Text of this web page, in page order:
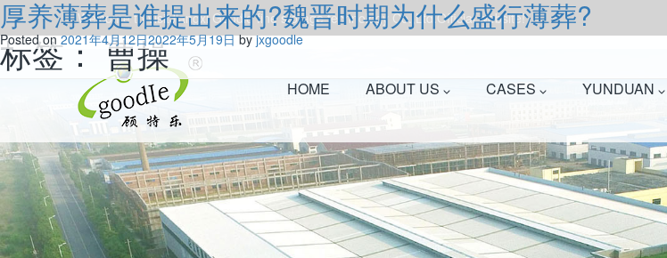
Welcome to visitJiangxi Goodle fine storage technology Co.,Ltd.Official website!
HOME ABOUT US CASES YUNDUAN
标签：曹操
厚养薄葬是谁提出来的?魏晋时期为什么盛行薄葬?
Posted on2021年4月12日2022年5月19日byjxgoodle